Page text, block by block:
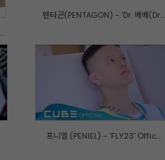
펜타곤(PENTAGON) - 'Dr. 베베(Dr...
프니엘 (PENIEL) - 'FLY23' Offic...